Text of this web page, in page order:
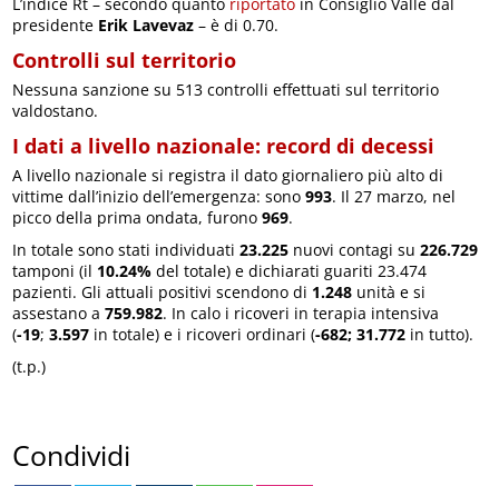
presidente Erik Lavevaz – è di 0.70.
Controlli sul territorio
Nessuna sanzione su 513 controlli effettuati sul territorio
valdostano.
I dati a livello nazionale: record di decessi
A livello nazionale si registra il dato giornaliero più alto di
vittime dall’inizio dell’emergenza: sono993. Il 27 marzo, nel
picco della prima ondata, furono969.
In totale sono stati individuati23.225 nuovi contagi su226.729
tamponi (il 10.24% del totale) e dichiarati guariti 23.474
pazienti. Gli attuali positivi scendono di 1.248 unità e si
assestano a759.982. In calo i ricoveri in terapia intensiva
(-19;3.597 in totale) e i ricoveri ordinari (-682; 31.772 in tutto).
(t.p.)
Condividi